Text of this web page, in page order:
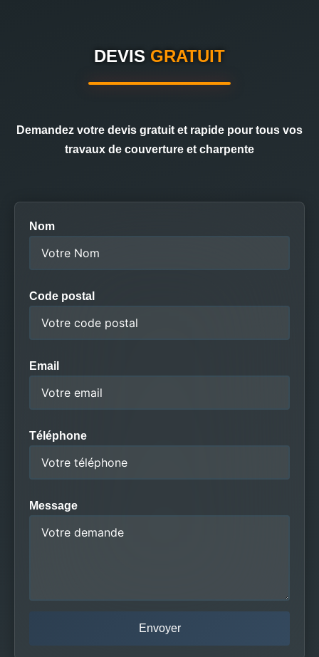
DEVIS GRATUIT
Demandez votre devis gratuit et rapide pour tous vos
travaux de couverture et charpente
Nom
Code postal
Email
Téléphone
Message